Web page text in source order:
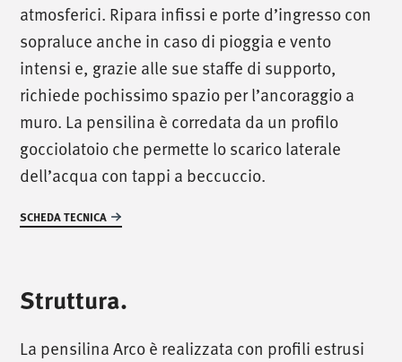
atmosferici. Ripara infissi e porte d’ingresso con
sopraluce anche in caso di pioggia e vento
intensi e, grazie alle sue staffe di supporto,
richiede pochissimo spazio per l’ancoraggio a
muro. La pensilina è corredata da un profilo
gocciolatoio che permette lo scarico laterale
dell’acqua con tappi a beccuccio.
SCHEDA TECNICA
Struttura.
La pensilina Arco è realizzata con profili estrusi